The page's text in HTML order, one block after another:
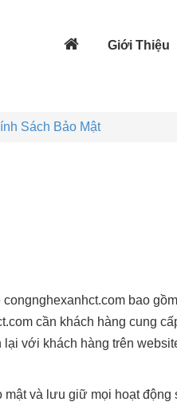
Giới Thiệu
Sách Bảo Mật
bao
cần khách hàng cung
với khách hàng trên
và lưu giữ mọi hoạt